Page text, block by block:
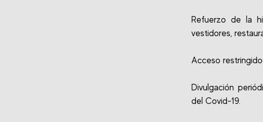
Refuerzo de la
vestidores,
Acceso
Divulgación
del Covid-19.